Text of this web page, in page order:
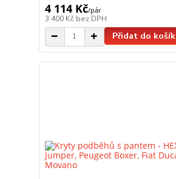
4 114 Kč/pár
3 400 Kč bez DPH
Přidat do